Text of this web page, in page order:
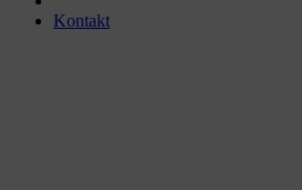
Kontakt